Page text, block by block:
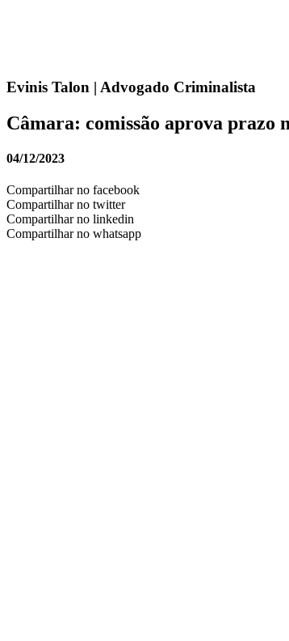
Evinis Talon | Advogado Criminalista
Câmara: comissão aprova prazo
04/12/2023
Compartilhar no facebook
Compartilhar no twitter
Compartilhar no linkedin
Compartilhar no whatsapp